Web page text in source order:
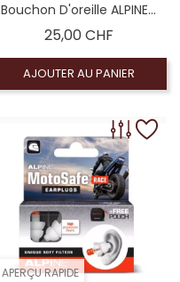
Bouchon D'oreille ALPINE...
25,00 CHFPrix
AJOUTER AU PANIER
APERÇU RAPIDE